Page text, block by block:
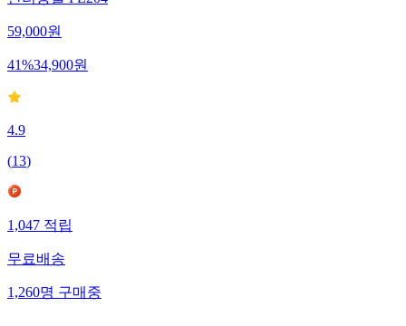
59,000원
41%34,900원
4.9
(13)
1,047적립
무료배송
1,260명구매중